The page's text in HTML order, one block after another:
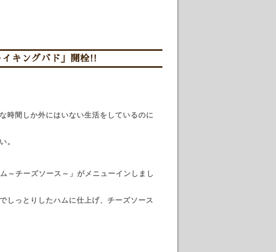
キングバド」開栓!!
時間しか外にはいない生活をしているのに
。
～チーズソース～」がメニューインしまし
しっとりしたハムに仕上げ、チーズソース